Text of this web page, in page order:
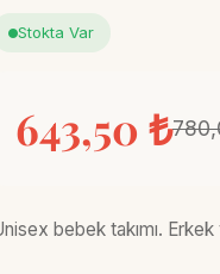
Stokta Var
643,50 ₺
bebek takımı.